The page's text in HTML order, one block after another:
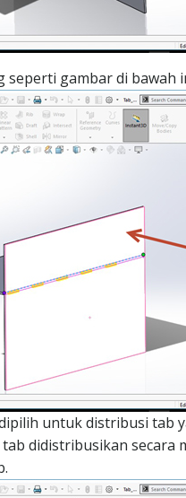
seperti gambar di bawah
untuk distribusi tab
didistribusikan secara